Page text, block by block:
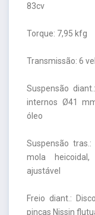
83cv
Torque: 7,95 kfg
Transmissão: 6
Suspensão
internos Ø41
óleo
Suspensão
mola
ajustável
Freio diant.:
pinças Nissin